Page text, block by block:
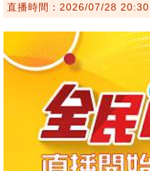
直播時間：2026/07/28 20:30